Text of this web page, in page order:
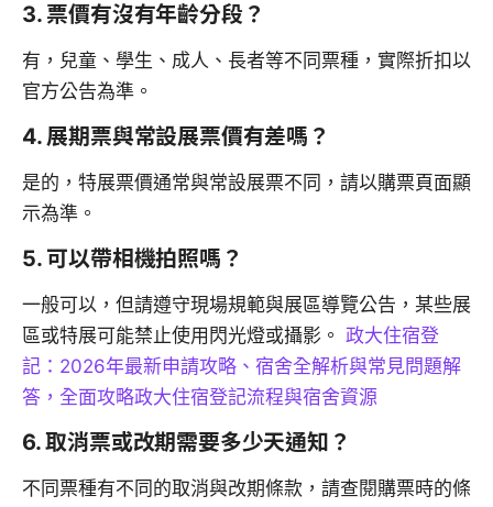
3. 票價有沒有年齡分段？
有，兒童、學生、成人、長者等不同票種，實際折扣以
官方公告為準。
4. 展期票與常設展票價有差嗎？
是的，特展票價通常與常設展票不同，請以購票頁面顯
示為準。
5. 可以帶相機拍照嗎？
一般可以，但請遵守現場規範與展區導覽公告，某些展
區或特展可能禁止使用閃光燈或攝影。 政大住宿登
記：2026年最新申請攻略、宿舍全解析與常見問題解
答，全面攻略政大住宿登記流程與宿舍資源
6. 取消票或改期需要多少天通知？
不同票種有不同的取消與改期條款，請查閱購票時的條